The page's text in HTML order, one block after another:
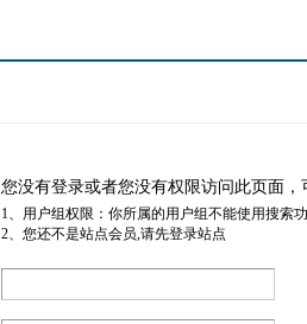
您没有登录或者您没有权限访问此页面
1、用户组权限：你所属的用户组不能使用搜索
2、您还不是站点会员,请先登录站点